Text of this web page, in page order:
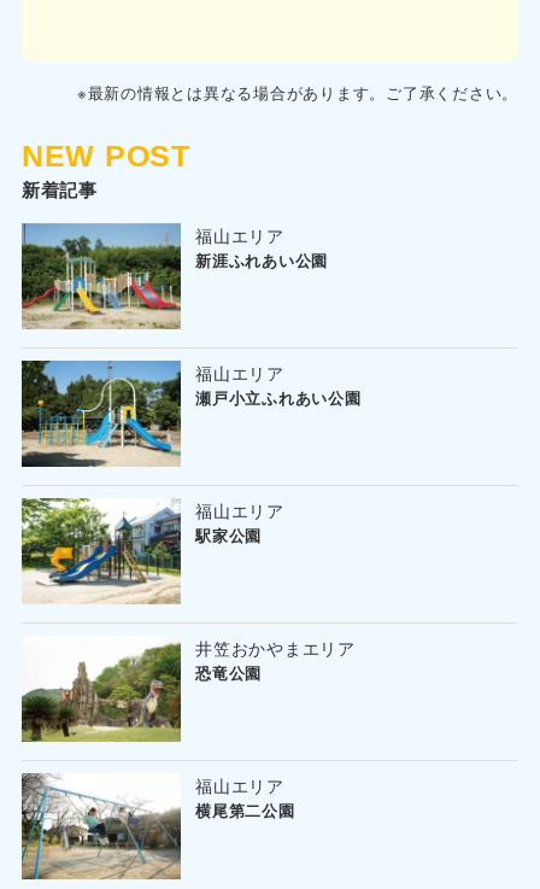
※最新の情報とは異なる場合があります。ご了承ください。
NEW POST
新着記事
福山エリア
新涯ふれあい公園
福山エリア
瀬戸小立ふれあい公園
福山エリア
駅家公園
井笠おかやまエリア
恐竜公園
福山エリア
横尾第二公園